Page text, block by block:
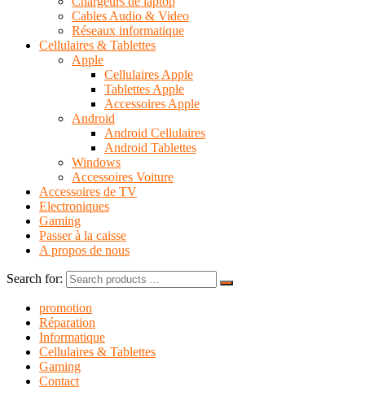
Cables Audio & Video
Réseaux informatique
Cellulaires & Tablettes
Apple
Cellulaires Apple
Tablettes Apple
Accessoires Apple
Android
Android Cellulaires
Android Tablettes
Windows
Accessoires Voiture
Accessoires de TV
Electroniques
Gaming
Passer à la caisse
A propos de nous
Search for:
promotion
Réparation
Informatique
Cellulaires & Tablettes
Gaming
Contact